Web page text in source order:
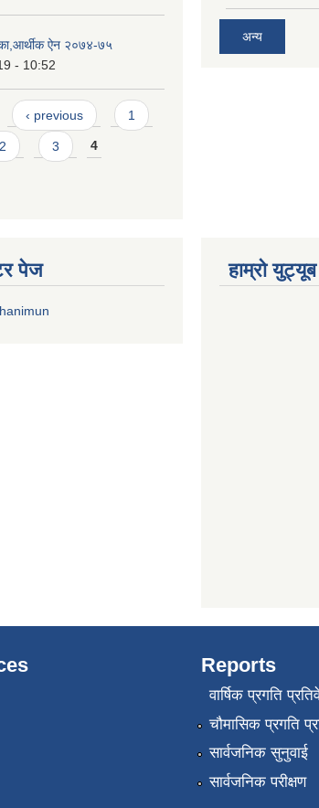
ऐन २०७४-७५
- 10:52
‹ previous 1
2 3 4
अन्य
पेज हाम्रो
Reports
वार्षिक प्रगति
चौमासिक प्रगति
सार्वजनिक सुनुवाई
सार्वजनिक परीक्षण